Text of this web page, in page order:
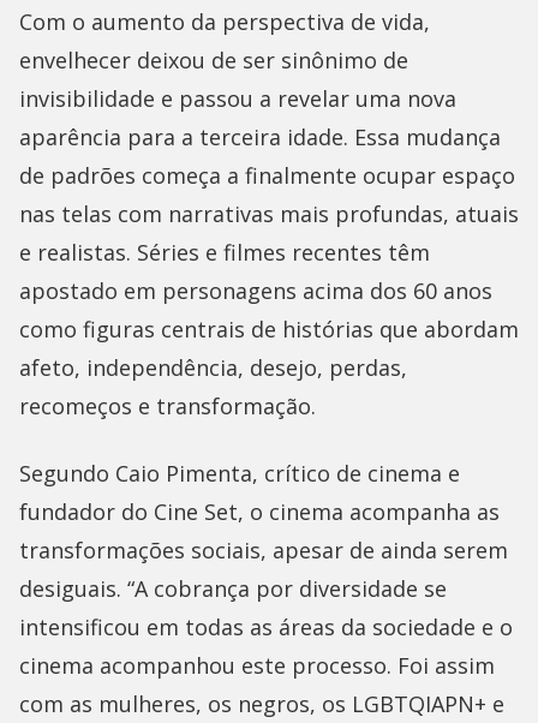
Com o aumento da perspectiva de vida,
envelhecer deixou de ser sinônimo de
invisibilidade e passou a revelar uma nova
aparência para a terceira idade. Essa mudança
de padrões começa a finalmente ocupar espaço
nas telas com narrativas mais profundas, atuais
e realistas. Séries e filmes recentes têm
apostado em personagens acima dos 60 anos
como figuras centrais de histórias que abordam
afeto, independência, desejo, perdas,
recomeços e transformação.
Segundo Caio Pimenta, crítico de cinema e
fundador do Cine Set, o cinema acompanha as
transformações sociais, apesar de ainda serem
desiguais. “A cobrança por diversidade se
intensificou em todas as áreas da sociedade e o
cinema acompanhou este processo. Foi assim
com as mulheres, os negros, os LGBTQIAPN+ e